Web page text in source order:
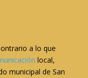
a lo que
local,
municipal de San